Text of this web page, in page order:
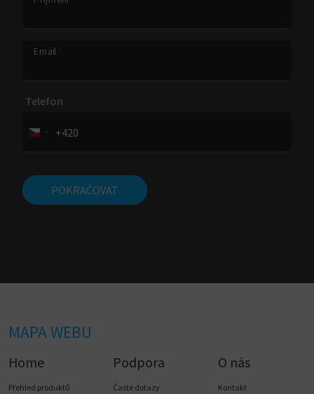
Email *
Telefon *
+420
POKRAČOVAT
MAPA WEBU
Home
Přehled produktů
Podpora
Časté dotazy
O nás
Kontakt